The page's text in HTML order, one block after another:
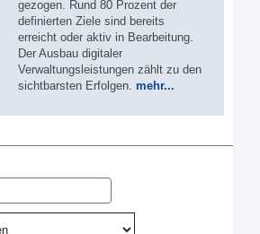
gezogen. Rund 80 Prozent der
definierten Ziele sind bereits
erreicht oder aktiv in Bearbeitung.
Der Ausbau digitaler
Verwaltungsleistungen zählt zu den
sichtbarsten Erfolgen. mehr...